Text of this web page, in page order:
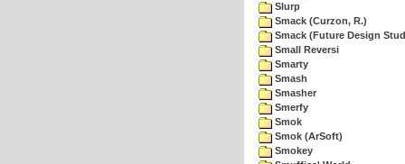
Slurp
Smack (Curzon, R.)
Smack (Future Design
Small Reversi
Smarty
Smash
Smasher
Smerfy
Smok
Smok (ArSoft)
Smokey